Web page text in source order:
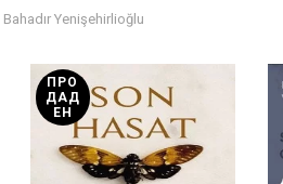
Bahadır Yenişehirlioğlu
ПРО
ДАД
ЕН